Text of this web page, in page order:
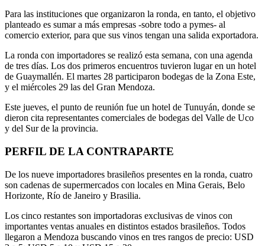
Para las instituciones que organizaron la ronda, en tanto, el objetivo
planteado es sumar a más empresas -sobre todo a pymes- al
comercio exterior, para que sus vinos tengan una salida exportadora.
La ronda con importadores se realizó esta semana, con una agenda
de tres días. Los dos primeros encuentros tuvieron lugar en un hotel
de Guaymallén. El martes 28 participaron bodegas de la Zona Este,
y el miércoles 29 las del Gran Mendoza.
Este jueves, el punto de reunión fue un hotel de Tunuyán, donde se
dieron cita representantes comerciales de bodegas del Valle de Uco
y del Sur de la provincia.
PERFIL DE LA CONTRAPARTE
De los nueve importadores brasileños presentes en la ronda, cuatro
son cadenas de supermercados con locales en Mina Gerais, Belo
Horizonte, Río de Janeiro y Brasilia.
Los cinco restantes son importadoras exclusivas de vinos con
importantes ventas anuales en distintos estados brasileños. Todos
llegaron a Mendoza buscando vinos en tres rangos de precio: USD